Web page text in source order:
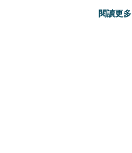
閱讀更多